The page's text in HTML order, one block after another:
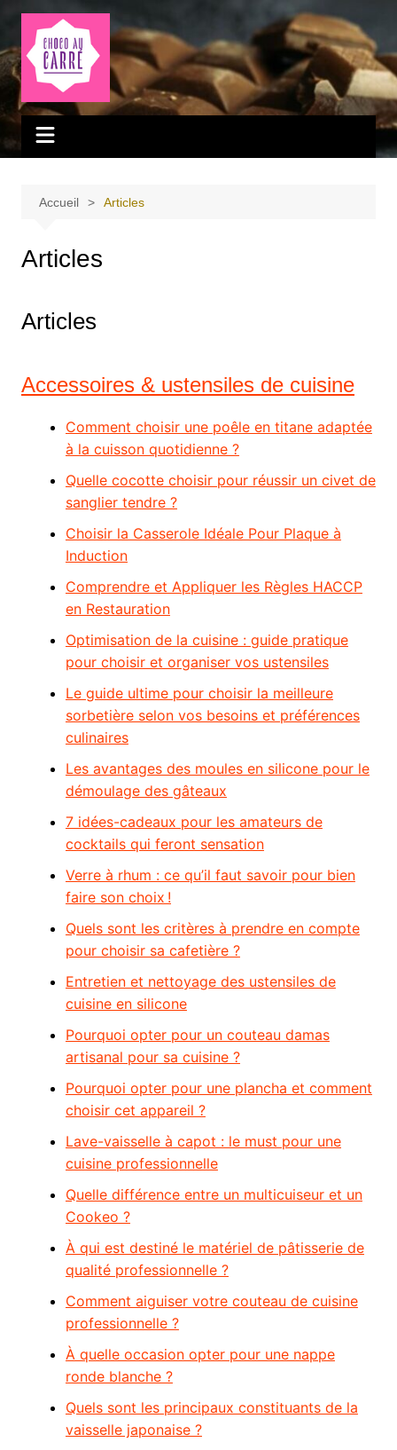
Aller
contenu
Accueil Articles
Articles
Articles
Accessoires & ustensiles de cuisine
Comment choisir une poêle en titane adaptée
à la cuisson quotidienne ?
Quelle cocotte choisir pour réussir un civet de
sanglier tendre ?
Choisir la Casserole Idéale Pour Plaque à
Induction
Comprendre et Appliquer les Règles HACCP
en Restauration
Optimisation de la cuisine : guide pratique
pour choisir et organiser vos ustensiles
Le guide ultime pour choisir la meilleure
sorbetière selon vos besoins et préférences
culinaires
Les avantages des moules en silicone pour le
démoulage des gâteaux
7 idées-cadeaux pour les amateurs de
cocktails qui feront sensation
Verre à rhum : ce qu’il faut savoir pour bien
faire son choix !
Quels sont les critères à prendre en compte
pour choisir sa cafetière ?
Entretien et nettoyage des ustensiles de
cuisine en silicone
Pourquoi opter pour un couteau damas
artisanal pour sa cuisine ?
Pourquoi opter pour une plancha et comment
choisir cet appareil ?
Lave-vaisselle à capot : le must pour une
cuisine professionnelle
Quelle différence entre un multicuiseur et un
Cookeo ?
À qui est destiné le matériel de pâtisserie de
qualité professionnelle ?
Comment aiguiser votre couteau de cuisine
professionnelle ?
À quelle occasion opter pour une nappe
ronde blanche ?
Quels sont les principaux constituants de la
vaisselle japonaise ?